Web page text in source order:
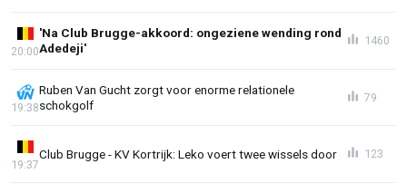
'Na Club Brugge-akkoord: ongeziene wending rond
Adedeji'
20:00
1460
Ruben Van Gucht zorgt voor enorme relationele
schokgolf
19:38
79
Club Brugge - KV Kortrijk: Leko voert twee wissels door
19:37
123